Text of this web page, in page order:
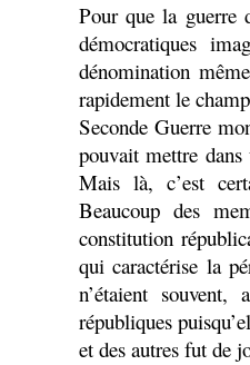
Pour que la guerre
démocratiques
dénomination
rapidement le
Seconde Guerre
pouvait mettre
Mais là, c’est
Beaucoup des
constitution
qui caractérise la
n’étaient
républiques
et des autres fut de